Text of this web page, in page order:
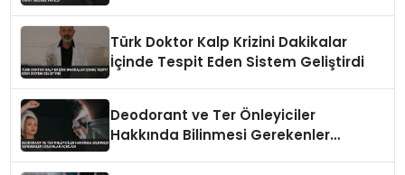
Türk Doktor Kalp Krizini Dakikalar
İçinde Tespit Eden Sistem Geliştirdi
Deodorant ve Ter Önleyiciler
Hakkında Bilinmesi Gerekenler